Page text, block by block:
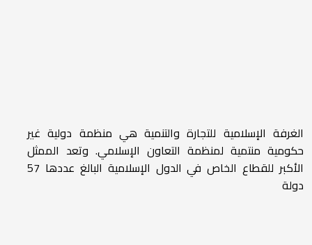
الغرفة الإسلامية للتجارة والتنمية هي منظمة دولية غير
حكومية منتمية لمنظمة التعاون الإسلامي. وتعد الممثل
الأكبر للقطاع الخاص في الدول الإسلامية البالغ عددها 57
دولة